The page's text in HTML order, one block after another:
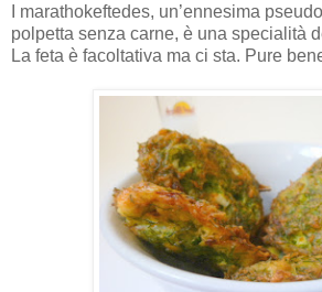
I marathokeftedes, un’ennesima
polpetta senza carne, è una specialità
La feta è facoltativa ma ci sta. Pure